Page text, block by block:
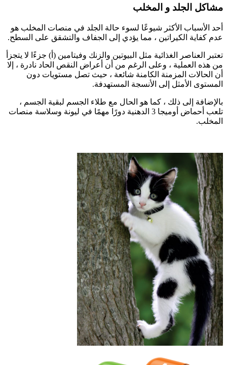
مشاكل الجلد و المخلب
أحد الأسباب الأكثر شيوعًا لسوء حالة الجلد في منصات المخلب هو
عدم كفاية الكيراتين ، مما يؤدي إلى الجفاف والتشقق على السطح.
تعتبر العناصر الغذائية مثل البيوتين والزنك وفيتامين (أ) جزءًا لا يتجزأ
من هذه العملية ، وعلى الرغم من أن أعراض النقص الحاد نادرة ، إلا
أن الحالات المزمنة الكامنة شائعة ، حيث تصل مستويات دون
المستوى الأمثل إلى الأنسجة المستهدفة.
بالإضافة إلى ذلك ، كما هو الحال مع طلاء الجسم لبقية الجسم ،
تلعب أحماض أوميجا 3 الدهنية دورًا مهمًا في ليونة وسلاسة منصات
المخلب.